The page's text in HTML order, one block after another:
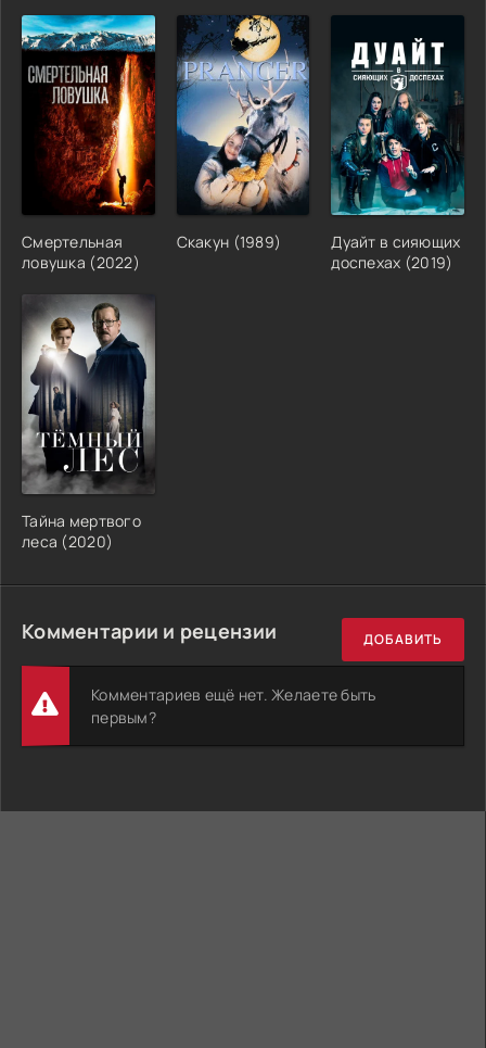
Смертельная
ловушка (2022)
Скакун (1989)
Дуайт в сияющих
доспехах (2019)
Тайна мертвого
леса (2020)
Комментарии и рецензии ДОБАВИТЬ
Комментариев ещё нет. Желаете быть
первым?